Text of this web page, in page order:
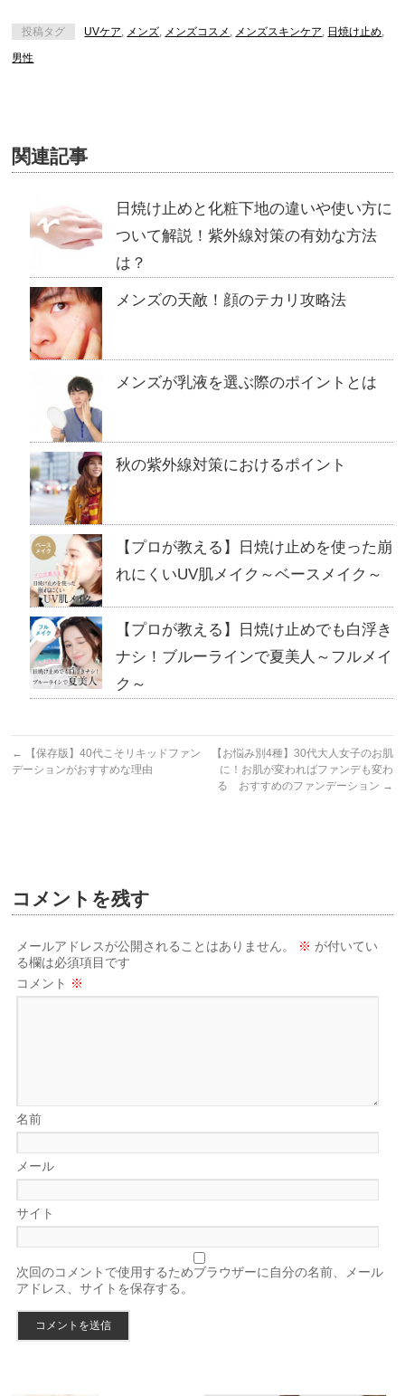
投稿タグ UVケア メンズ メンズコスメ メンズスキンケア 日焼け止め
男性
関連記事
日焼け止めと化粧下地の違いや使い方に
ついて解説！紫外線対策の有効な方法
は？
メンズの天敵！顔のテカリ攻略法
メンズが乳液を選ぶ際のポイントとは
秋の紫外線対策におけるポイント
【プロが教える】日焼け止めを使った崩
れにくいUV肌メイク～ベースメイク～
【プロが教える】日焼け止めでも白浮き
ナシ！ブルーラインで夏美人～フルメイ
ク～
←
【保存版】40代こそリキッドファン
デーションがおすすめな理由
【お悩み別4種】30代大人女子のお肌
に！お肌が変わればファンデも変わ
る おすすめのファンデーション →
コメントを残す
メールアドレスが公開されることはありません。 ※ が付いてい
る欄は必須項目です
コメント ※
名前
メール
サイト
次回のコメントで使用するためブラウザーに自分の名前、メール
アドレス、サイトを保存する。